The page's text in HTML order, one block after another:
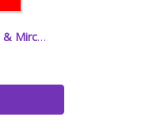
Gli scarabocchi di Maicol & Mirco - 3